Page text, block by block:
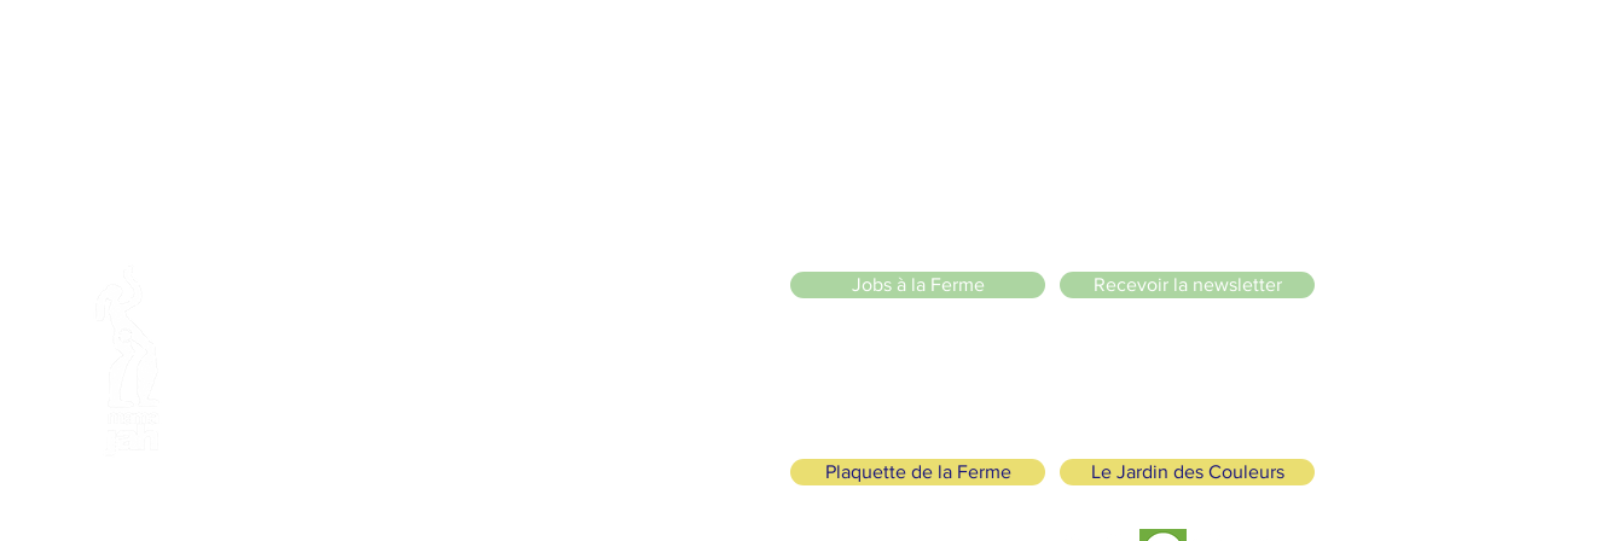
Jobs à la Ferme Recevoir la newsletter
Plaquette de la Ferme Le Jardin des Couleurs